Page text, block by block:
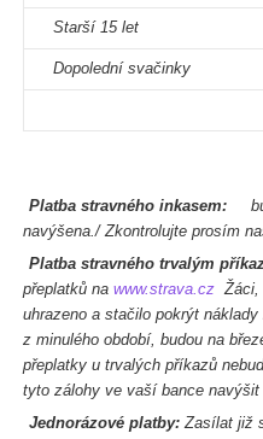
Starší 15 let
Dopolední svačinky
Platba stravného inkasem:
navýšena./ Zkontrolujte prosím
Platba stravného trvalým
přeplatků na www.strava.czŽáci,
uhrazeno a stačilo pokrýt
z minulého období, budou na
přeplatky u trvalých příkazů
tyto zálohy ve vaší bance navýšit
Jednorázové platby:Zasílat již